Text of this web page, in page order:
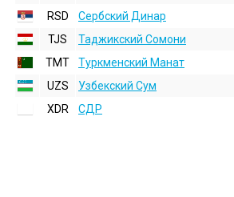
RSD
Сербский Динар
TJS
Таджикский Сомони
TMT
Туркменский Манат
UZS
Узбекский Сум
XDR
СДР